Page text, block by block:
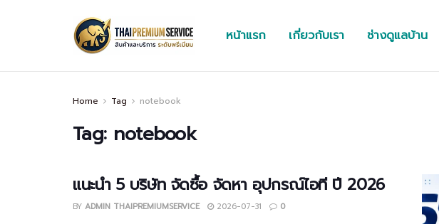
หน้าแรก เกี่ยวกับเรา ช่างดูแลบ้าน
Home Tag notebook
Tag: notebook
แนะนำ 5 บริษัท จัดซื้อ จัดหา อุปกรณ์ไอที ปี 2026
BY ADMIN THAIPREMIUMSERVICE 2026-07-31 0